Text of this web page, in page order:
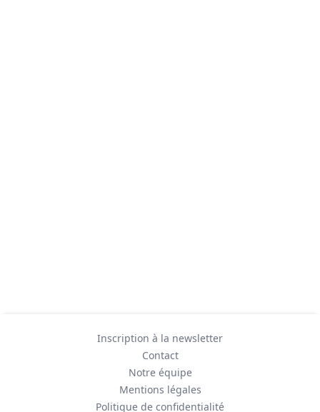
Inscription à la newsletter
Contact
Notre équipe
Mentions légales
Politique de confidentialité